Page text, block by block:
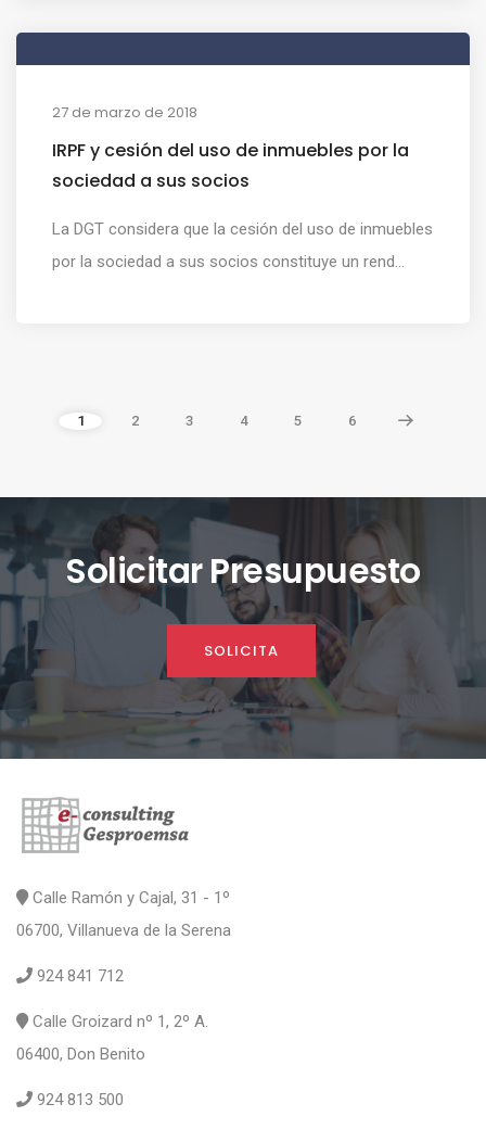
27 de marzo de 2018
IRPF y cesión del uso de inmuebles por la
sociedad a sus socios
La DGT considera que la cesión del uso de inmuebles
por la sociedad a sus socios constituye un rend...
1 2 3 4 5 6
Solicitar Presupuesto
SOLICITA
Calle Ramón y Cajal, 31 - 1º
06700, Villanueva de la Serena
924 841 712
Calle Groizard nº 1, 2º A.
06400, Don Benito
924 813 500